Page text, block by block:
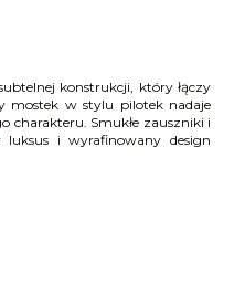
konstrukcji, który łączy
mostek w stylu pilotek nadaje
charakteru. Smukłe zauszniki i
luksus i wyrafinowany design